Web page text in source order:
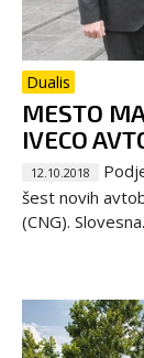
Dualis
MESTO
IVECO
12.10.2018
šest novih
(CNG).